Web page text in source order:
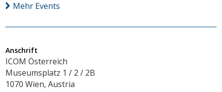
Mehr Events
Anschrift
ICOM Österreich
Museumsplatz 1 / 2 / 2B
1070 Wien, Austria